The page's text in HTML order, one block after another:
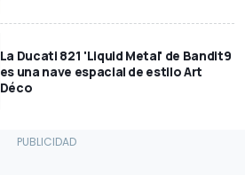
La Ducati 821 'Liquid Metal' de Bandit9
es una nave espacial de estilo Art
Déco